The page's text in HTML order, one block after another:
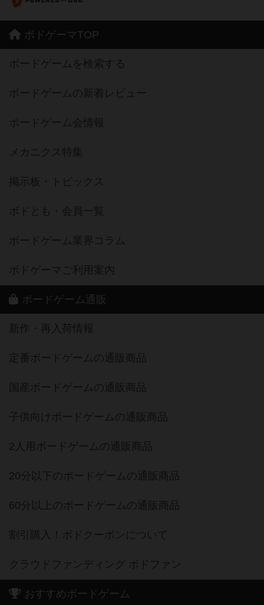
ボドゲーマTOP
ボードゲームを検索する
ボードゲームの新着レビュー
ボードゲーム会情報
メカニクス特集
掲示板・トピックス
ボドとも・会員一覧
ボードゲーム業界コラム
ボドゲーマご利用案内
ボードゲーム通販
新作・再入荷情報
定番ボードゲームの通販商品
国産ボードゲームの通販商品
子供向けボードゲームの通販商品
2人用ボードゲームの通販商品
20分以下のボードゲームの通販商品
60分以上のボードゲームの通販商品
割引購入！ボドクーポンについて
クラウドファンディング ボドファン
おすすめボードゲーム